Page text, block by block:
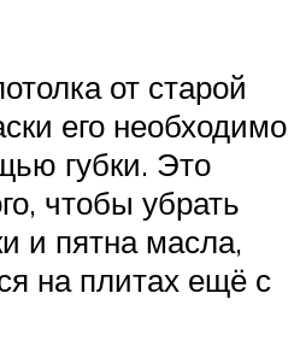
от старой
его необходимо
губки. Это
чтобы убрать
и пятна масла,
на плитах ещё с